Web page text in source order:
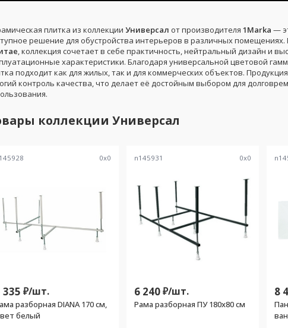
плитка из коллекции Универсал от производителя 1Marka —
решение для обустройства интерьеров в различных
, коллекция сочетает в себе практичность, нейтральный дизайн и
характеристики. Благодаря универсальной цветовой
подходит как для жилых, так и для коммерческих объектов.
контроль качества, что делает её достойным выбором для
коллекции Универсал
0x0
335 ₽/шт.
разборная DIANA 170 см,
белый
n145931 0x0
6 240₽/шт.
Рама разборная ПУ 180х80 см
8